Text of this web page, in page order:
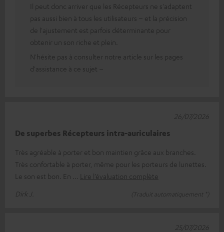
Il peut donc arriver que les Récepteurs ne s'adaptent
pas aussi bien à tous les utilisateurs – et la précision
de l'ajustement est parfois déterminante pour
obtenir un son riche et plein.
N'hésite pas à consulter notre article sur les pages
d'assistance à ce sujet –
De superbes Récepteurs intra-auriculaires
Très agréable à porter et bon maintien grâce aux branches.
Très confortable à porter, même pour les porteurs de lunettes.
Le son est bon. En
Lire l’évaluation complète
Dirk J.
(Traduit automatiquement *)
26/07/2026
25/07/2026